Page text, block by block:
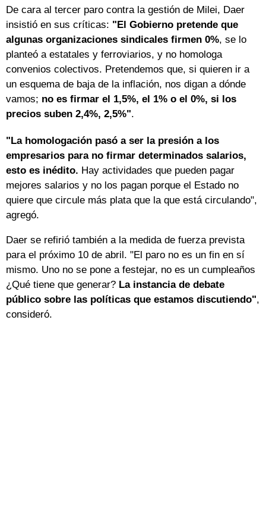
De cara al tercer paro contra la gestión de Milei, Daer
insistió en sus críticas: "El Gobierno pretende que
algunas organizaciones sindicales firmen 0%, se lo
planteó a estatales y ferroviarios, y no homologa
convenios colectivos. Pretendemos que, si quieren ir a
un esquema de baja de la inflación, nos digan a dónde
vamos; no es firmar el 1,5%, el 1% o el 0%, si los
precios suben 2,4%, 2,5%".
"La homologación pasó a ser la presión a los
empresarios para no firmar determinados salarios,
esto es inédito. Hay actividades que pueden pagar
mejores salarios y no los pagan porque el Estado no
quiere que circule más plata que la que está circulando",
agregó.
Daer se refirió también a la medida de fuerza prevista
para el próximo 10 de abril. "El paro no es un fin en sí
mismo. Uno no se pone a festejar, no es un cumpleaños
¿Qué tiene que generar? La instancia de debate
público sobre las políticas que estamos discutiendo",
consideró.